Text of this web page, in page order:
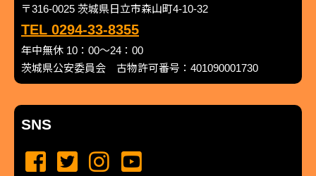
〒316-0025 茨城県日立市森山町4-10-32
TEL 0294-33-8355
年中無休 10：00～24：00
茨城県公安委員会 古物許可番号：401090001730
SNS